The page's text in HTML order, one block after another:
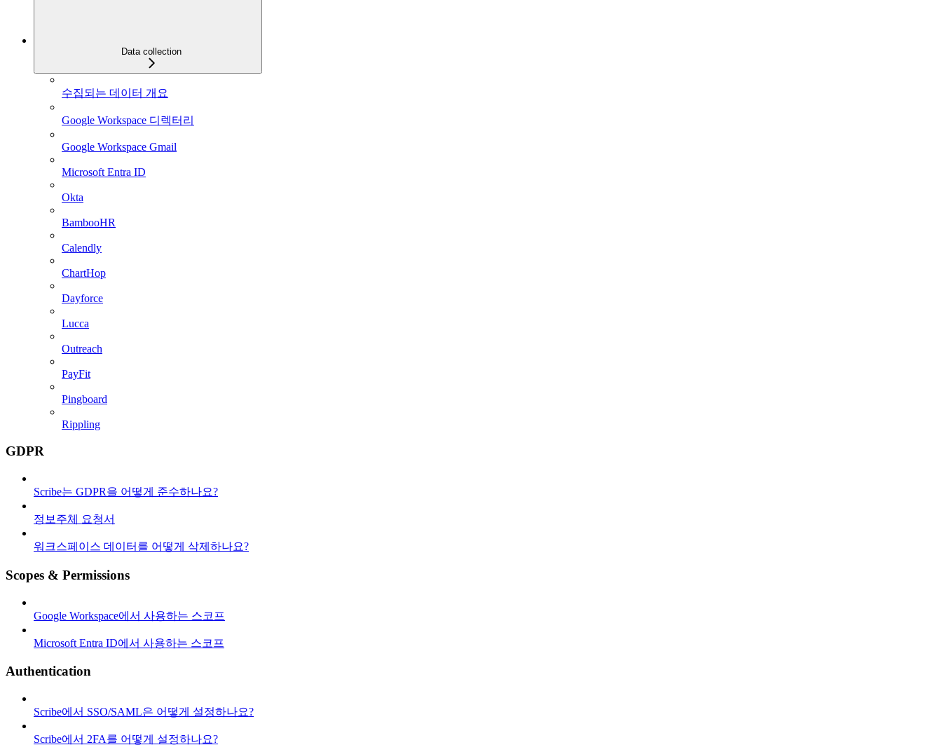
Data collection
수집되는 데이터 개요
Google Workspace 디렉터리
Google Workspace Gmail
Microsoft Entra ID
Okta
BambooHR
Calendly
ChartHop
Dayforce
Lucca
Outreach
PayFit
Pingboard
Rippling
GDPR
Scribe는 GDPR을 어떻게 준수하나요?
정보주체 요청서
워크스페이스 데이터를 어떻게 삭제하나요?
Scopes & Permissions
Google Workspace에서 사용하는 스코프
Microsoft Entra ID에서 사용하는 스코프
Authentication
Scribe에서 SSO/SAML은 어떻게 설정하나요?
Scribe에서 2FA를 어떻게 설정하나요?